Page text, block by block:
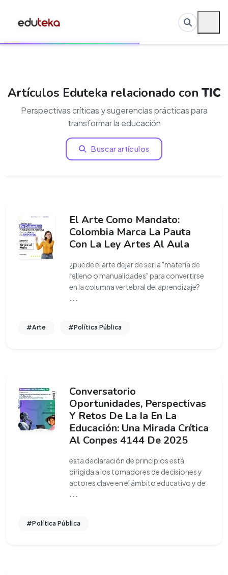
Artículos Eduteka relacionado con TIC
Perspectivas críticas y sugerencias prácticas para
transformar la educación
Buscar artículos
El Arte Como Mandato:
Colombia Marca La Pauta
Con La Ley Artes Al Aula
¿puede el arte dejar de ser la "materia de
relleno o manualidades" para convertirse
en la columna vertebral del aprendizaje?
...
#Arte #Política Pública
Conversatorio
Oportunidades, Perspectivas
Y Retos De La Ia En La
Educación: Una Mirada Crítica
Al Conpes 4144 De 2025
esta declaración de principios está
dirigida a los tomadores de decisiones y
actores clave en el ámbito educativo y de
...
#Política Pública